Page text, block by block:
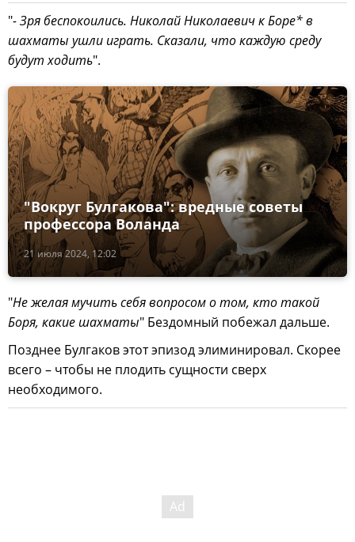
"- Зря беспокоились. Николай Николаевич к Боре* в
шахматы ушли играть. Сказали, что каждую среду
будут ходить".
21 июля 2024, 12:02
"Вокруг Булгакова": вредные советы
профессора Воланда
"Не желая мучить себя вопросом о том, кто такой
Боря, какие шахматы" Бездомный побежал дальше.
Позднее Булгаков этот эпизод элиминировал. Скорее
всего – чтобы не плодить сущности сверх
необходимого.